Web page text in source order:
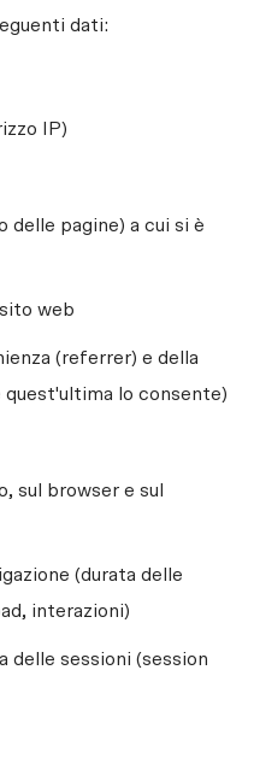
dati:
IP)
delle pagine) a cui si è
web
(referrer) e della
quest'ultima lo consente)
sul browser e sul
(durata delle
interazioni)
delle sessioni (session